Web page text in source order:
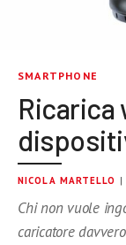
SMARTPHONE
Ricarica
NICOLA MARTELLO |
Chi non vuole
caricatore